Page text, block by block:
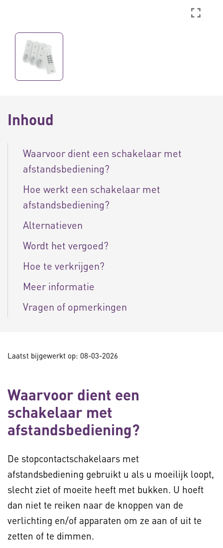
Inhoud
Waarvoor dient een schakelaar met
afstandsbediening?
Hoe werkt een schakelaar met
afstandsbediening?
Alternatieven
Wordt het vergoed?
Hoe te verkrijgen?
Meer informatie
Vragen of opmerkingen
Laatst bijgewerkt op: 08-03-2026
Waarvoor dient een
schakelaar met
afstandsbediening?
De stopcontactschakelaars met
afstandsbediening gebruikt u als u moeilijk loopt,
slecht ziet of moeite heeft met bukken. U hoeft
dan niet te reiken naar de knoppen van de
verlichting en/of apparaten om ze aan of uit te
zetten of te dimmen.